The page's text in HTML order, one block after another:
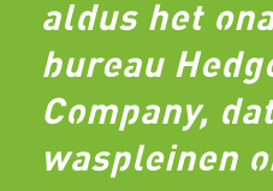
aldus het
bureau
Company,
waspleinen